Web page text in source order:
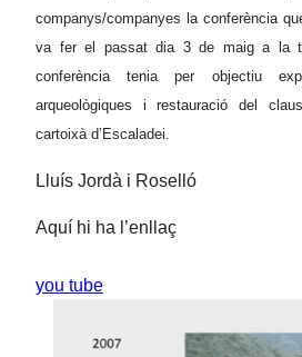
companys/companyes la conferència
va fer el passat dia 3 de maig a la
conferència tenia per objectiu
arqueològiques i restauració del
cartoixà d’Escaladei.
Lluís Jordà i Roselló
Aquí hi ha l’enllaç
you tube